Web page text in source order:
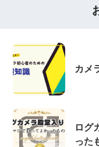
カメ
ログ
った